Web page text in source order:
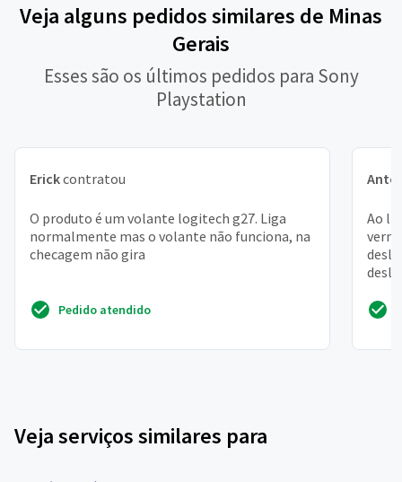
Veja alguns pedidos similares de Minas
Gerais
Esses são os últimos pedidos para Sony
Playstation
Erickcontratou
O produto é um volante logitech g27. Liga
normalmente mas o volante não funciona, na
checagem não gira
Pedido atendido
Ao
Veja serviços similares para